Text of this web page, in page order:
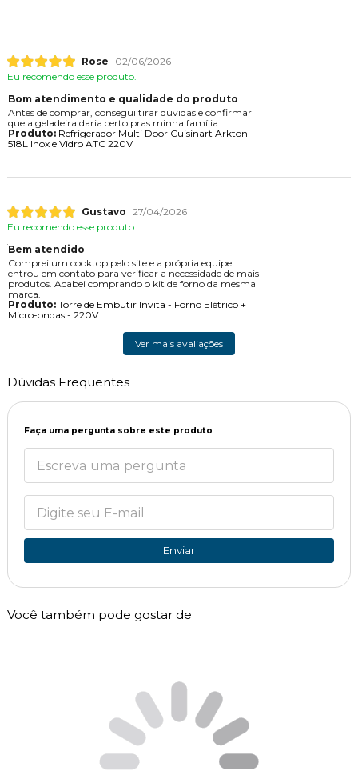
Rose
02/06/2026
Eu recomendo esse produto.
Bom atendimento e qualidade do produto
Antes de comprar, consegui tirar dúvidas e confirmar
que a geladeira daria certo pras minha família.
Produto:Refrigerador Multi Door Cuisinart Arkton
518L Inox e Vidro ATC 220V
Gustavo 27/04/2026
Eu recomendo esse produto.
Bem atendido
Comprei um cooktop pelo site e a própria equipe
entrou em contato para verificar a necessidade de mais
produtos. Acabei comprando o kit de forno da mesma
marca.
Produto:Torre de Embutir Invita - Forno Elétrico +
Micro-ondas - 220V
Ver mais avaliações
Dúvidas Frequentes
Faça uma pergunta sobre este produto
Enviar
Você também pode gostar de